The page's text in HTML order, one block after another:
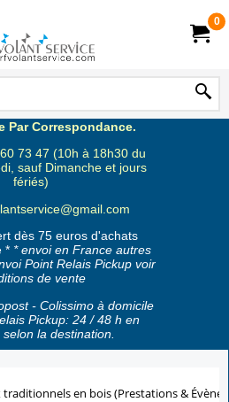
0
Par Correspondance.
73 47 (10h à 18h30 du
sauf Dimanche et jours
fériés)
dès 75 euros d'achats
* * envoi en France autres
Point Relais Pickup voir
de vente
- Colissimo à domicile
Pickup: 24 / 48 h en
la destination.
en bois (Prestations &